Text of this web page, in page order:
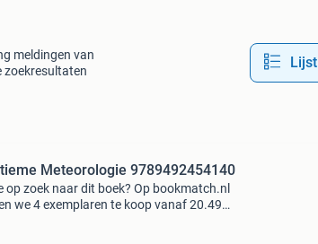
meldingen van
zoekresultaten
Lijst
Meteorologie 9789492454140
op zoek naar dit boek? Op bookmatch.nl
we 4 exemplaren te koop vanaf 20.49